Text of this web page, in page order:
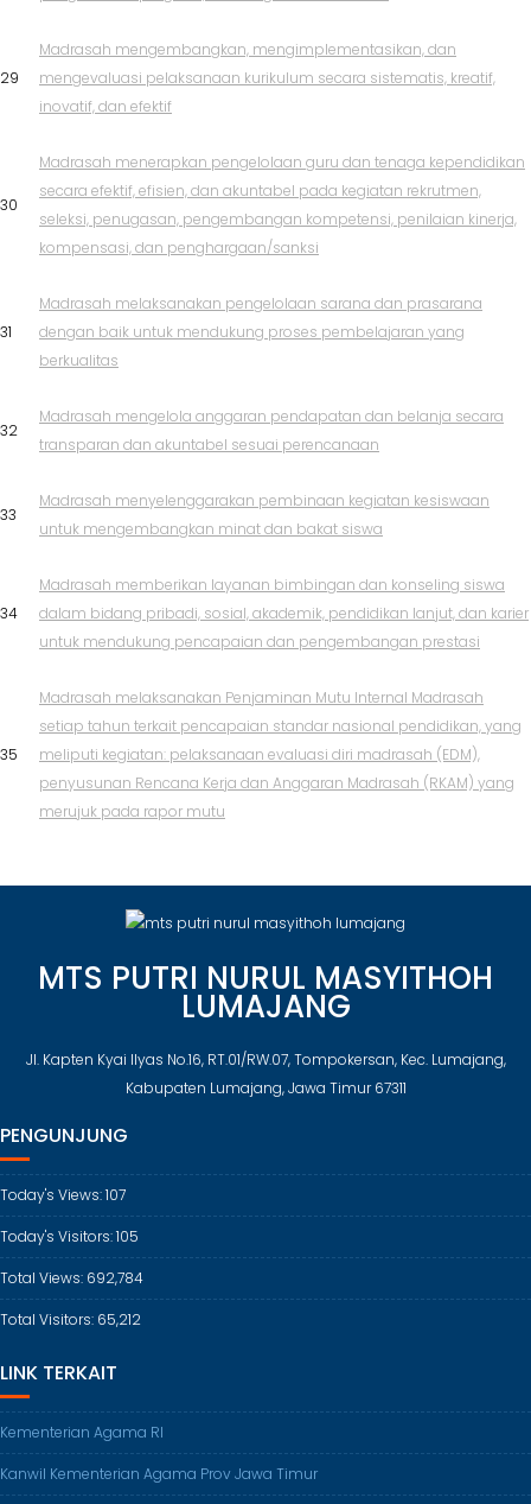
29
Madrasah mengembangkan, mengimplementasikan, dan
mengevaluasi pelaksanaan kurikulum secara sistematis, kreatif,
inovatif, dan efektif
30
Madrasah menerapkan pengelolaan guru dan tenaga kependidikan
secara efektif, efisien, dan akuntabel pada kegiatan rekrutmen,
seleksi, penugasan, pengembangan kompetensi, penilaian kinerja,
kompensasi, dan penghargaan/sanksi
31
Madrasah melaksanakan pengelolaan sarana dan prasarana
dengan baik untuk mendukung proses pembelajaran yang
berkualitas
32
Madrasah mengelola anggaran pendapatan dan belanja secara
transparan dan akuntabel sesuai perencanaan
33
Madrasah menyelenggarakan pembinaan kegiatan kesiswaan
untuk mengembangkan minat dan bakat siswa
34
Madrasah memberikan layanan bimbingan dan konseling siswa
dalam bidang pribadi, sosial, akademik, pendidikan lanjut, dan karier
untuk mendukung pencapaian dan pengembangan prestasi
35
Madrasah melaksanakan Penjaminan Mutu Internal Madrasah
setiap tahun terkait pencapaian standar nasional pendidikan, yang
meliputi kegiatan: pelaksanaan evaluasi diri madrasah (EDM),
penyusunan Rencana Kerja dan Anggaran Madrasah (RKAM) yang
merujuk pada rapor mutu
MTS PUTRI NURUL MASYITHOH
LUMAJANG
Jl. Kapten Kyai Ilyas No.16, RT.01/RW.07, Tompokersan, Kec. Lumajang,
Kabupaten Lumajang, Jawa Timur 67311
PENGUNJUNG
Today's Views:107
Today's Visitors:105
Total Views: 692,784
Total Visitors: 65,212
LINK TERKAIT
Kementerian Agama RI
Kanwil Kementerian Agama Prov Jawa Timur